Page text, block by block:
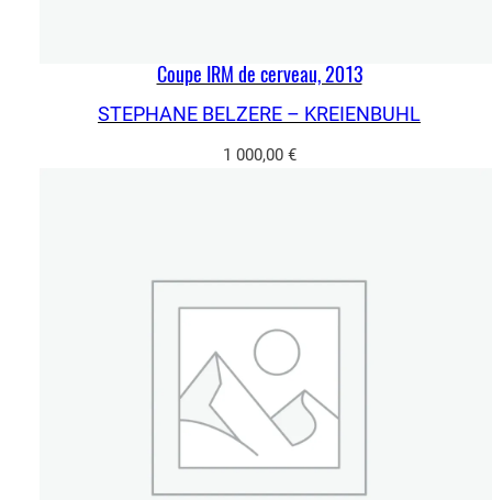
Coupe IRM de cerveau, 2013
STEPHANE BELZERE – KREIENBUHL
1 000,00 €